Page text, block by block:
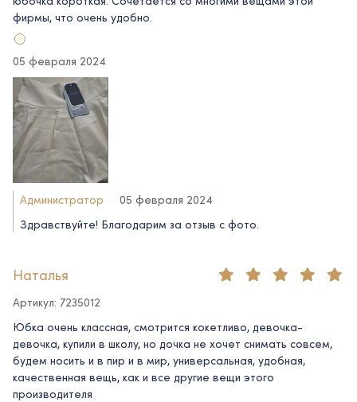
фирмы, что очень удобно.
05 февраля 2024
Администратор
05 февраля 2024
Здравствуйте! Благодарим за отзыв с фото.
Наталья
Артикул: 7235012
Юбка очень классная, смотрится кокетливо, девочка-
девочка, купили в школу, но дочка не хочет снимать совсем,
будем носить и в пир и в мир, универсальная, удобная,
качественная вещь, как и все другие вещи этого
производителя